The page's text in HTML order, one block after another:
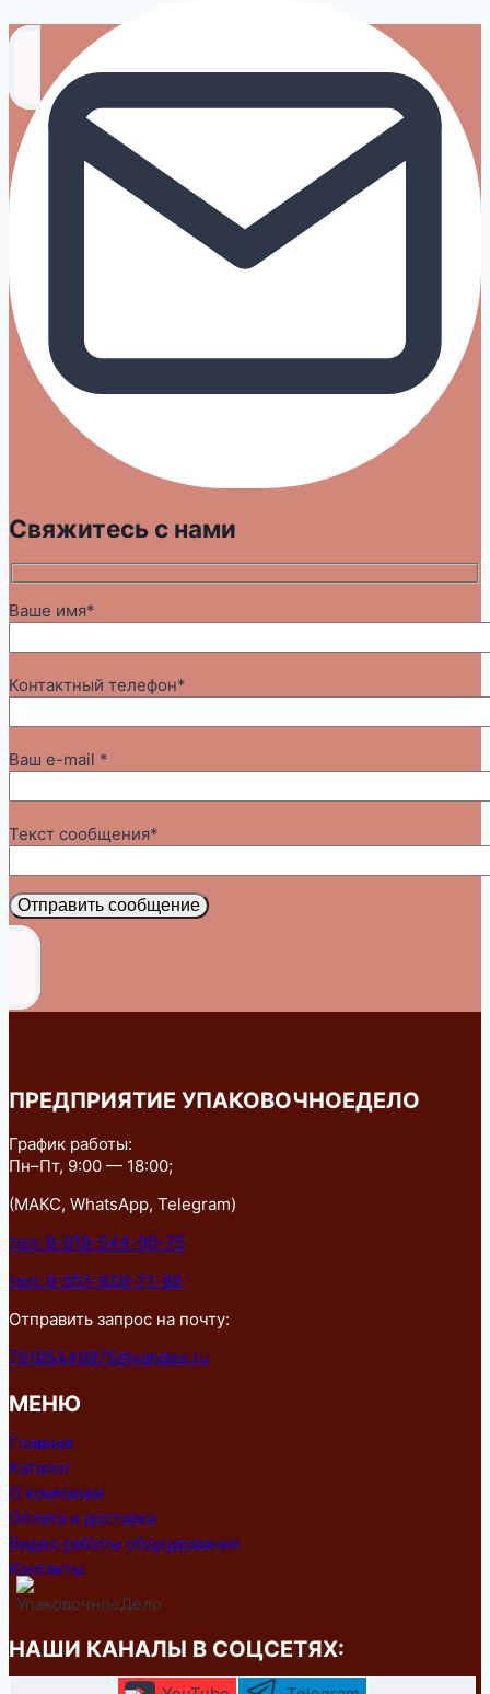
Свяжитесь с нами
Ваше имя*
Контактный телефон*
Ваш e-mail *
Текст сообщения*
Отправить сообщение
ПРЕДПРИЯТИЕ УПАКОВОЧНОЕДЕЛО
График работы:
Пн–Пт, 9:00 — 18:00;
(МАКС, WhatsApp, Telegram)
тел: 8-918-544-99-75
тел: 8-951-839-71-89
Отправить запрос на почту:
79185449975@yandex.ru
МЕНЮ
Главная
Каталог
О компании
Оплата и доставка
Видео работы оборудования
Контакты
НАШИ КАНАЛЫ В СОЦСЕТЯХ: